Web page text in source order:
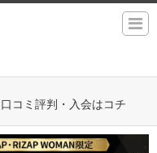
コミ評判・入会はコチ